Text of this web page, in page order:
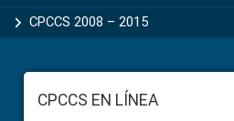
CPCCS 2008 – 2015
FooterCPCCS EN LÍNEA